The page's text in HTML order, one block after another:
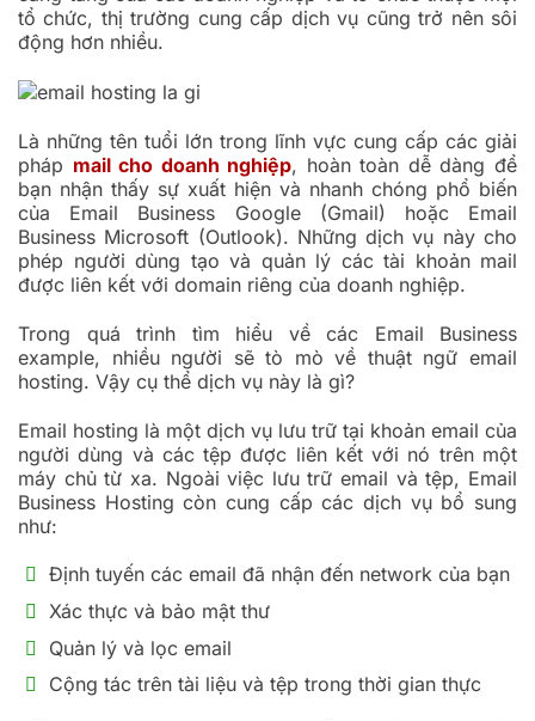
tổ chức, thị trường cung cấp dịch vụ cũng trở nên sôi
động hơn nhiều.
Là những tên tuổi lớn trong lĩnh vực cung cấp các giải
pháp mail cho doanh nghiệp, hoàn toàn dễ dàng để
bạn nhận thấy sự xuất hiện và nhanh chóng phổ biến
của Email Business Google (Gmail) hoặc Email
Business Microsoft (Outlook). Những dịch vụ này cho
phép người dùng tạo và quản lý các tài khoản mail
được liên kết với domain riêng của doanh nghiệp.
Trong quá trình tìm hiểu về các Email Business
example, nhiều người sẽ tò mò về thuật ngữ email
hosting. Vậy cụ thể dịch vụ này là gì?
Email hosting là một dịch vụ lưu trữ tại khoản email của
người dùng và các tệp được liên kết với nó trên một
máy chủ từ xa. Ngoài việc lưu trữ email và tệp, Email
Business Hosting còn cung cấp các dịch vụ bổ sung
như:
Định tuyến các email đã nhận đến network của bạn
Xác thực và bảo mật thư
Quản lý và lọc email
Cộng tác trên tài liệu và tệp trong thời gian thực